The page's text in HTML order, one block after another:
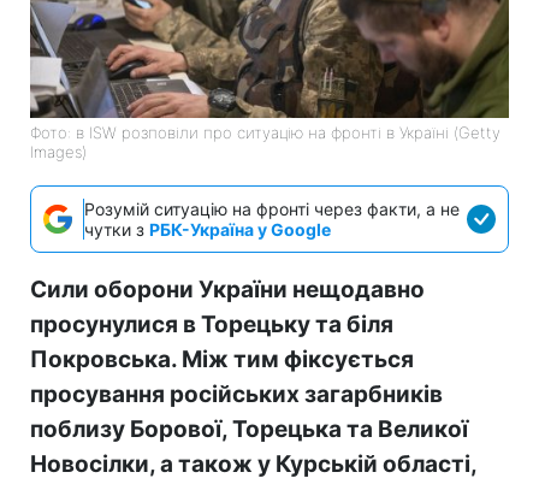
Фото: в ISW розповіли про ситуацію на фронті в Україні (Getty
Images)
Розумій ситуацію на фронті через факти, а не
чутки з РБК-Україна у Google
Сили оборони України нещодавно
просунулися в Торецьку та біля
Покровська. Між тим фіксується
просування російських загарбників
поблизу Борової, Торецька та Великої
Новосілки, а також у Курській області,